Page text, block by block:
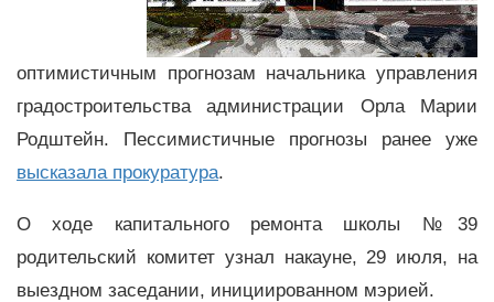
оптимистичным прогнозам начальника управления
градостроительства администрации Орла Марии
Родштейн. Пессимистичные прогнозы ранее уже
высказала прокуратура.
О ходе капитального ремонта школы №39
родительский комитет узнал накауне, 29 июля, на
выездном заседании, инициированном мэрией.